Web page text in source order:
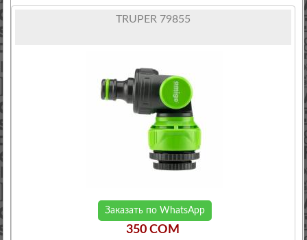
TRUPER 79855
Заказать по WhatsApp
350 COM